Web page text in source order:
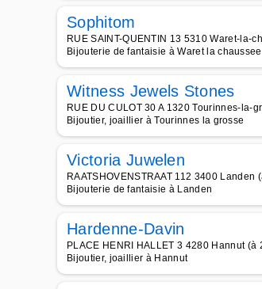
Sophitom
RUE SAINT-QUENTIN 13 5310 Waret-la-
Bijouterie de fantaisie à Waret la chaussee
Witness Jewels Stones
RUE DU CULOT 30 A 1320 Tourinnes-la-
Bijoutier, joaillier à Tourinnes la grosse
Victoria Juwelen
RAATSHOVENSTRAAT 112 3400 Landen
Bijouterie de fantaisie à Landen
Hardenne-Davin
PLACE HENRI HALLET 3 4280 Hannut (à
Bijoutier, joaillier à Hannut